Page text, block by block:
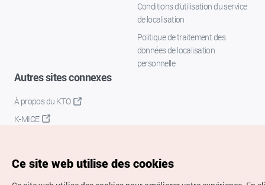
Conditions d’utilisation du service
de localisation
Politique de traitement des
données de localisation
personnelle
Autres sites connexes
À propos du KTO
K-MICE
Ce site web utilise des cookies